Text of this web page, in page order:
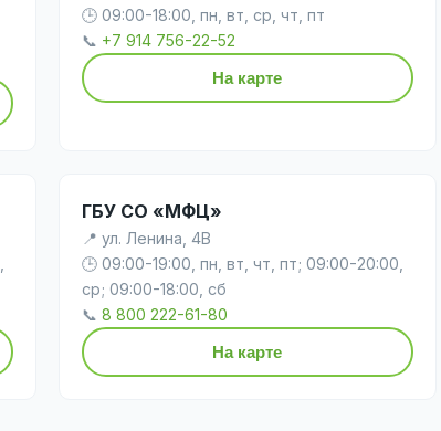
🕒 09:00-18:00, пн, вт, ср, чт, пт
📞 +7 914 756-22-52
На карте
ГБУ СО «МФЦ»
📍 ул. Ленина, 4В
🕒 09:00-19:00, пн, вт, чт, пт; 09:00-20:00,
ср; 09:00-18:00, сб
📞8 800 222-61-80
На карте